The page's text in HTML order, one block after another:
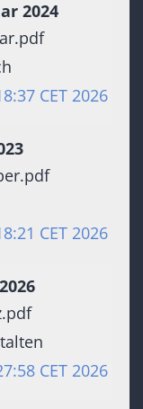
2024
CET 2026
CET 2026
CET 2026